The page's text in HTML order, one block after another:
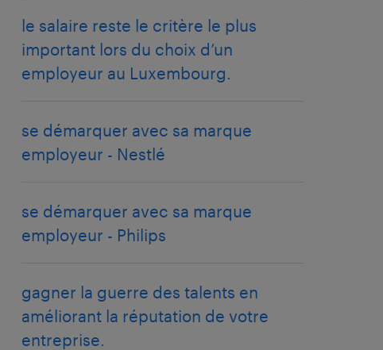
le salaire reste le critère le plus
important lors du choix d’un
employeur au Luxembourg.
se démarquer avec sa marque
employeur - Nestlé
se démarquer avec sa marque
employeur - Philips
gagner la guerre des talents en
améliorant la réputation de votre
entreprise.